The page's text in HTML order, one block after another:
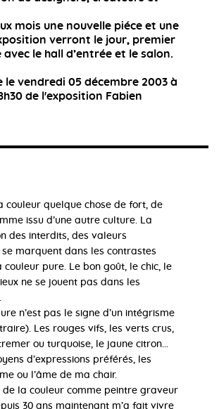
mois une nouvelle piéce et une
verront le jour, premier
le hall d’entrée et le salon.
le vendredi 05 décembre 2003 à
de l'exposition Fabien
couleur quelque chose de fort, de
issu d’une autre culture. La
des interdits, des valeurs
se marquent dans les contrastes
couleur pure. Le bon goût, le chic, le
ne se jouent pas dans les
n’est pas le signe d’un intégrisme
Les rouges vifs, les verts crus,
ou turquoise, le jaune citron...
d’expressions préférés, les
ou l’âme de ma chair.
de la couleur comme peintre graveur
30 ans maintenant m’a fait vivre